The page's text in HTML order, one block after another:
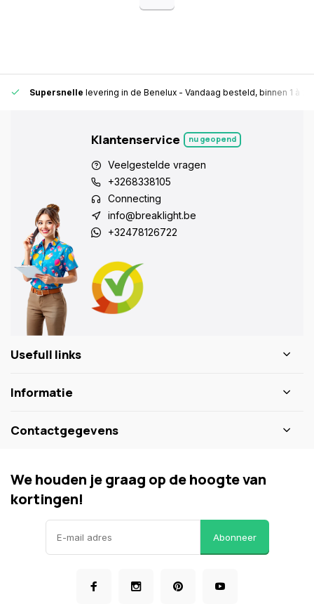
Supersnelle levering in de Benelux - Vandaag besteld, binnen 1 à 2
Klantenservice nu geopend
Veelgestelde vragen
+3268338105
Connecting
info@breaklight.be
+32478126722
Usefull links
Informatie
Contactgegevens
We houden je graag op de hoogte van
kortingen!
Abonneer